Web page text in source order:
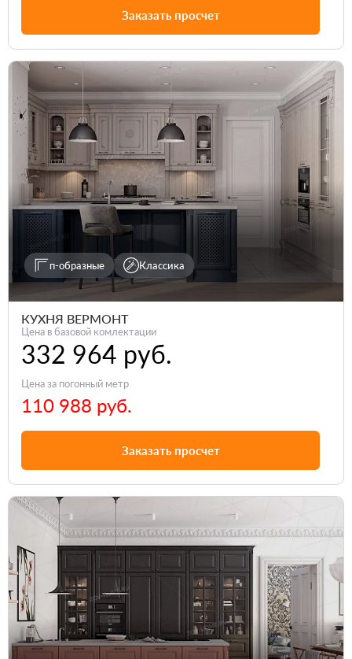
Заказать просчет
п-образные Классика
КУХНЯ ВЕРМОНТ
Цена в базовой комлектации
332 964 руб.
Цена за погонный метр
110 988 руб.
Заказать просчет